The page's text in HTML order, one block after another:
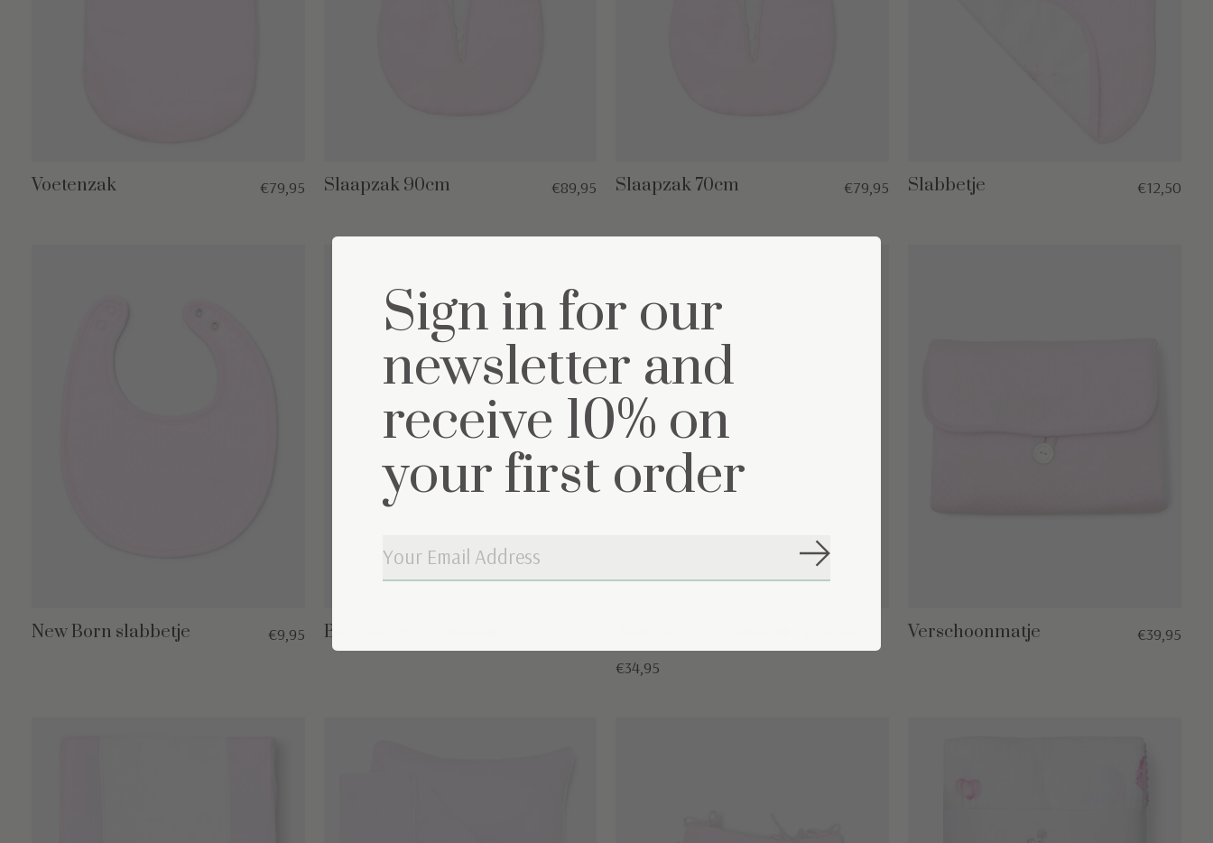
Voetenzak €79,95 Slaapzak 90cm €89,95 Slaapzak 70cm €79,95 Slabbetje €12,50
New Born slabbetje €9,95 Badcape & washandje
€34,95
Verschoonmatje €39,95
Sign in for our
newsletter and
receive 10% on
your first order
Abonneer